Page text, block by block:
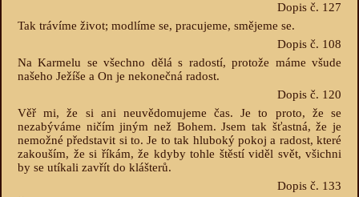
Dopis č. 127
Tak trávíme život; modlíme se, pracujeme, smějeme se.
Dopis č. 108
Na Karmelu se všechno dělá s radostí, protože máme všude
našeho Ježíše a On je nekonečná radost.
Dopis č. 120
Věř mi, že si ani neuvědomujeme čas. Je to proto, že se
nezabýváme ničím jiným než Bohem. Jsem tak šťastná, že je
nemožné představit si to. Je to tak hluboký pokoj a radost, které
zakouším, že si říkám, že kdyby tohle štěstí viděl svět, všichni
by se utíkali zavřít do klášterů.
Dopis č. 133